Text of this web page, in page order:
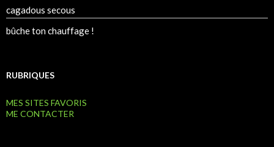
cagadous secous
bûche ton chauffage !
RUBRIQUES
MES SITES FAVORIS
ME CONTACTER